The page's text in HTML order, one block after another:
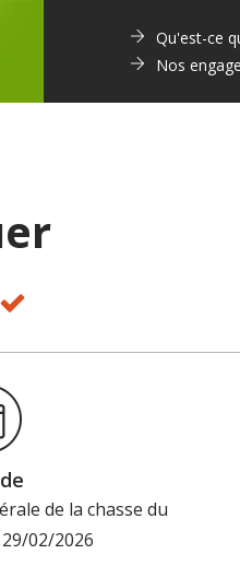
Qu'est-ce
Nos
de la chasse du
02/2026